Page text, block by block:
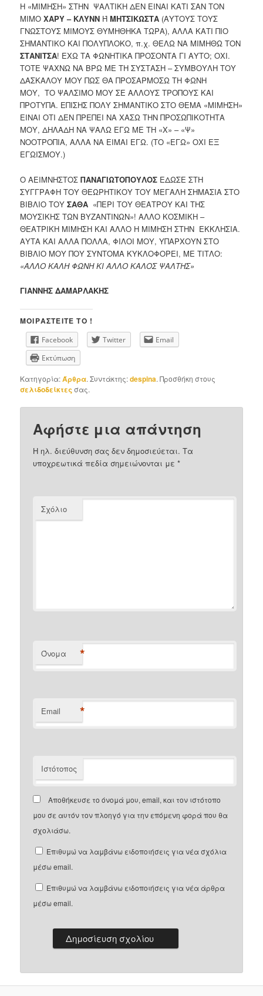
Η «ΜΙΜΗΣΗ» ΣΤΗΝ ΨΑΛΤΙΚΗ ΔΕΝ ΕΙΝΑΙ ΚΑΤΙ ΣΑΝ ΤΟΝ
ΜΙΜΟΧΑΡΥ – ΚΛΥΝN ΉΜΗΤΣΙΚΩΣΤΑ (ΑΥΤΟΥΣ ΤΟΥΣ
ΓΝΩΣΤΟΥΣ ΜΙΜΟΥΣ ΘΥΜΗΘΗΚΑ ΤΩΡΑ), ΑΛΛΑ ΚΑΤΙ ΠΙΟ
ΣΗΜΑΝΤΙΚΟ ΚΑΙ ΠΟΛΥΠΛΟΚΟ, π.χ. ΘΕΛΩ ΝΑ ΜΙΜΗΘΩ ΤΟΝ
ΣΤΑΝΙΤΣΑ! ΕΧΩ ΤΑ ΦΩΝΗΤΙΚΑ ΠΡΟΣΟΝΤΑ ΓΙ ΑΥΤΟ; ΟΧΙ.
ΤΟΤΕ ΨΑΧΝΩ ΝΑ ΒΡΩ ΜΕ ΤΗ ΣΥΣΤΑΣΗ – ΣΥΜΒΟΥΛΗ ΤΟΥ
ΔΑΣΚΑΛΟΥ ΜΟΥ ΠΩΣ ΘΑ ΠΡΟΣΑΡΜΟΣΩ ΤΗ ΦΩΝΗ
ΜΟΥ, ΤΟ ΨΑΛΣΙΜΟ ΜΟΥ ΣΕ ΑΛΛΟΥΣ ΤΡΟΠΟΥΣ ΚΑΙ
ΠΡΟΤΥΠΑ. ΕΠΙΣΗΣ ΠΟΛΥ ΣΗΜΑΝΤΙΚΟ ΣΤΟ ΘΕΜΑ «ΜΙΜΗΣΗ»
ΕΙΝΑΙ ΟΤΙ ΔΕΝ ΠΡΕΠΕΙ ΝΑ ΧΑΣΩ ΤΗΝ ΠΡΟΣΩΠΙΚΟΤΗΤΑ
ΜΟΥ, ΔΗΛΑΔΗ ΝΑ ΨΑΛΩ ΕΓΩ ΜΕ ΤΗ «Χ» – «Ψ»
ΝΟΟΤΡΟΠΙΑ, ΑΛΛΑ ΝΑ ΕΙΜΑΙ ΕΓΩ. (ΤΟ «ΕΓΩ» ΟΧΙ ΕΞ
ΕΓΩΙΣΜΟΥ.)
Ο ΑΕΙΜΝΗΣΤΟΣΠΑΝΑΓΙΩΤΟΠΟΥΛΟΣ ΕΔΩΣΕ ΣΤΗ
ΣΥΓΓΡΑΦΗ ΤΟΥ ΘΕΩΡΗΤΙΚΟΥ ΤΟΥ ΜΕΓΑΛΗ ΣΗΜΑΣΙΑ ΣΤΟ
ΒΙΒΛΙΟ ΤΟΥΣΑΘΑ «ΠΕΡΙ ΤΟΥ ΘΕΑΤΡΟΥ ΚΑΙ ΤΗΣ
ΜΟΥΣΙΚΗΣ ΤΩΝ ΒΥΖΑΝΤΙΝΩΝ»! ΑΛΛΟ ΚΟΣΜΙΚΗ –
ΘΕΑΤΡΙΚΗ ΜΙΜΗΣΗ ΚΑΙ ΑΛΛΟ Η ΜΙΜΗΣΗ ΣΤΗΝ ΕΚΚΛΗΣΙΑ.
ΑΥΤΑ ΚΑΙ ΑΛΛΑ ΠΟΛΛΑ, ΦΙΛΟΙ ΜΟΥ, ΥΠΑΡΧΟΥΝ ΣΤΟ
ΒΙΒΛΙΟ ΜΟΥ ΠΟΥ ΣΥΝΤΟΜΑ ΚΥΚΛΟΦΟΡΕΙ, ΜΕ ΤΙΤΛΟ:
«ΑΛΛΟ ΚΑΛΗ ΦΩΝΗ ΚΙ ΑΛΛΟ ΚΑΛΟΣ ΨΑΛΤΗΣ»
ΓΙΑΝΝΗΣ ΔΑΜΑΡΛΑΚΗΣ
ΜΟΙΡΑΣΤΕΊΤΕ ΤΟ !
Facebook Twitter
Email
Εκτύπωση
Κατηγορία:Άρθρα. Συντάκτης:despina. Προσθήκη στους
σελιδοδείκτεςσας.
Αφήστε μια απάντηση
Η ηλ. διεύθυνση σας δεν δημοσιεύεται. Τα
υποχρεωτικά πεδία σημειώνονται με*
Σχόλιο
Όνομα *
Email *
Ιστότοπος
Αποθήκευσε το όνομά μου, email, και τον ιστότοπο
μου σε αυτόν τον πλοηγό για την επόμενη φορά που θα
σχολιάσω.
Επιθυμώ να λαμβάνω ειδοποιήσεις για νέα σχόλια
μέσω email.
Επιθυμώ να λαμβάνω ειδοποιήσεις για νέα άρθρα
μέσω email.